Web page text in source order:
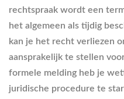
rechtspraak wordt een
het algemeen als tijdig
kan je het recht verliezen
aansprakelijk te stellen
formele melding heb je
juridische procedure te